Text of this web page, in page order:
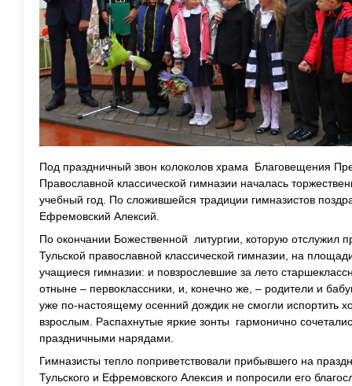
Под праздничный звон колоколов храма Благовещения
Православной классической гимназии началась
учебный год. По сложившейся традиции гимназистов
Ефремовский Алексий.
По окончании Божественной литургии, которую отслужил
Тульской православной классической гимназии, на
учащиеся гимназии: и повзрослевшие за лето
отныне – первоклассники, и, конечно же, – родители и
уже по-настоящему осенний дождик не смогли испортить
взрослым. Распахнутые яркие зонты гармонично
праздничными нарядами.
Гимназисты тепло поприветствовали прибывшего на
Тульского и Ефремовского Алексия и попросили его